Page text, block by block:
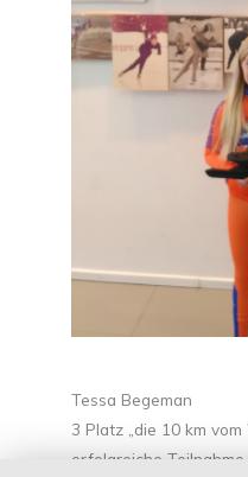
Tessa Begeman
3 Platz „die 10 km vom
erfolgreiche